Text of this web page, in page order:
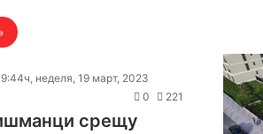
неделя, 19 март, 2023
0
221
срещу